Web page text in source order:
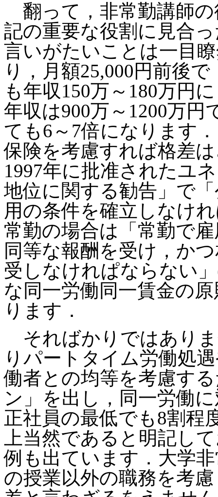
翻って，非常勤講師
記の重要な役割に見合
言いがたいことは一目
り，月額25,000円前後
も年収150万～180万円
年収は900万～1200万
ても6～7倍になります
保険を考慮すれば格差
1997年に批准されたユ
地位に関する勧告」で
用の条件を確立しなけ
常勤の場合は「常勤で
同等な報酬を受け，か
受しなけれぱならない
な同一労働同一賃金の
ります．
そればかりではあり
りパートタイム労働処
働者との均等を考慮す
ン」を出し，同一労働
正社員の最低でも8割程
上当然であると明記し
例も出ています．大学
の授業以外の職務を考